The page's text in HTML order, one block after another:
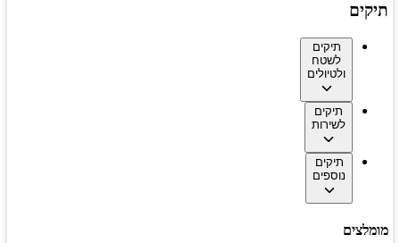
תיקים
תיקים
לשטח
ולטיולים
תיקים
לשירות
תיקים
נוספים
מומלצים